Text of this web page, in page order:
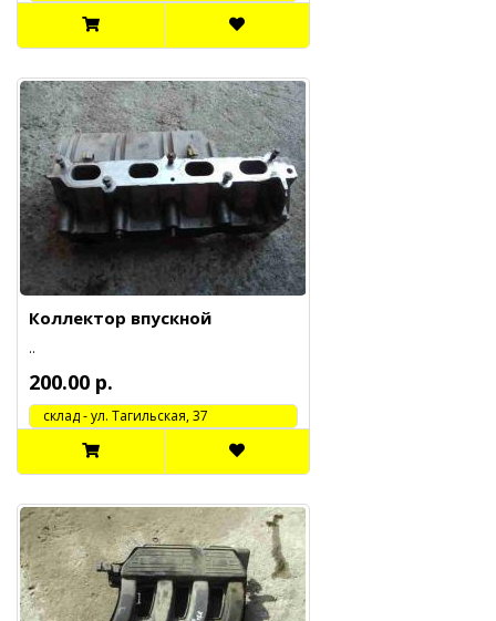
Коллектор впускной
..
200.00 р.
cклад - ул. Тагильская, 37